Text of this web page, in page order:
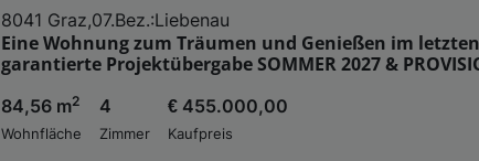
8041 Graz,07.Bez.:Liebenau
Eine Wohnung zum Träumen und Genießen im
garantierte Projektübergabe SOMMER 2027 &
84,56 m2
Wohnfläche
4
Zimmer
€ 455.000,00
Kaufpreis